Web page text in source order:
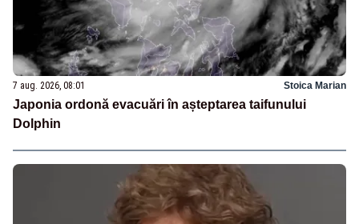
7 aug. 2026, 08:01 Stoica Marian
Japonia ordonă evacuări în așteptarea taifunului
Dolphin